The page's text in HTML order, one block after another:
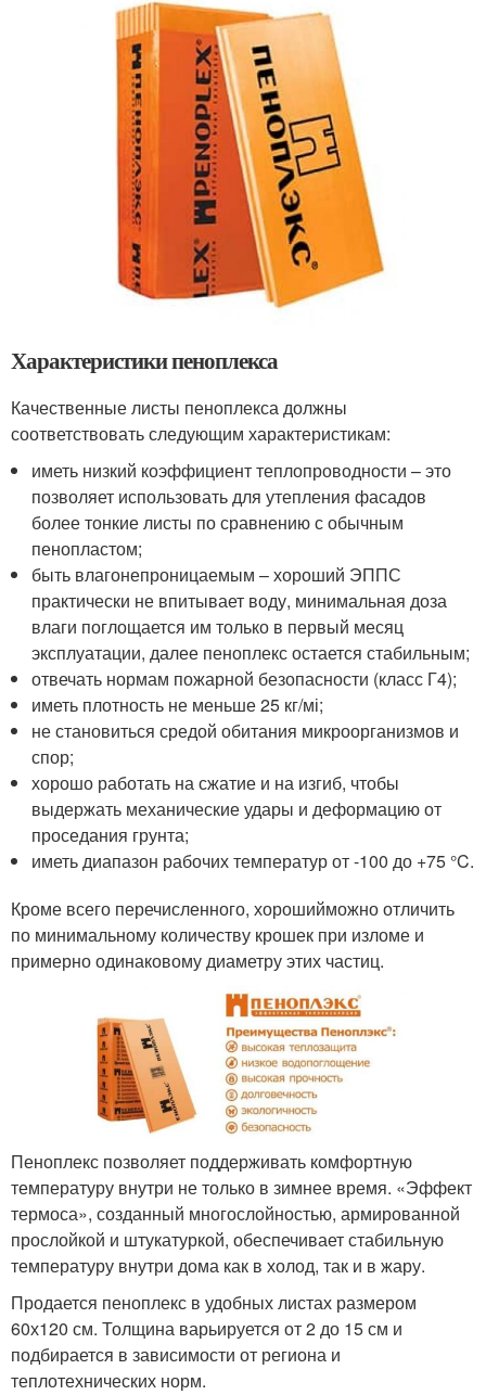
Характеристики пеноплекса
Качественные листы пеноплекса должны
соответствовать следующим характеристикам:
иметь низкий коэффициент теплопроводности – это
позволяет использовать для утепления фасадов
более тонкие листы по сравнению с обычным
пенопластом;
быть влагонепроницаемым – хороший ЭППС
практически не впитывает воду, минимальная доза
влаги поглощается им только в первый месяц
эксплуатации, далее пеноплекс остается стабильным;
отвечать нормам пожарной безопасности (класс Г4);
иметь плотность не меньше 25 кг/мі;
не становиться средой обитания микроорганизмов и
спор;
хорошо работать на сжатие и на изгиб, чтобы
выдержать механические удары и деформацию от
проседания грунта;
иметь диапазон рабочих температур от -100 до +75 °C.
Кроме всего перечисленного, хорошийможно отличить
по минимальному количеству крошек при изломе и
примерно одинаковому диаметру этих частиц.
Пеноплекс позволяет поддерживать комфортную
температуру внутри не только в зимнее время. «Эффект
термоса», созданный многослойностью, армированной
прослойкой и штукатуркой, обеспечивает стабильную
температуру внутри дома как в холод, так и в жару.
Продается пеноплекс в удобных листах размером
60х120 см. Толщина варьируется от 2 до 15 см и
подбирается в зависимости от региона и
теплотехнических норм.